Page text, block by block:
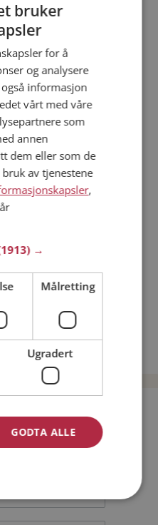
du kommet til riktig sted. På
og søke blant tusenvis av
gratis!
bruker
for å
og analysere
informasjon
vårt med våre
som
annen
dem eller som de
av tjenestene
,
→
Målretting
Ugradert
GODTA ALLE